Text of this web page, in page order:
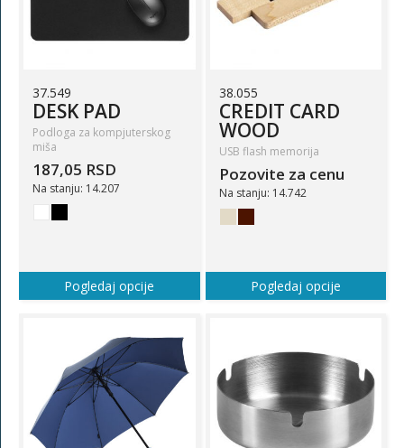
37.549
DESK PAD
Podloga za kompjuterskog
miša
187,05 RSD
Na stanju: 14.207
Pogledaj opcije
38.055
CREDIT CARD
WOOD
USB flash memorija
Pozovite za cenu
Na stanju: 14.742
Pogledaj opcije